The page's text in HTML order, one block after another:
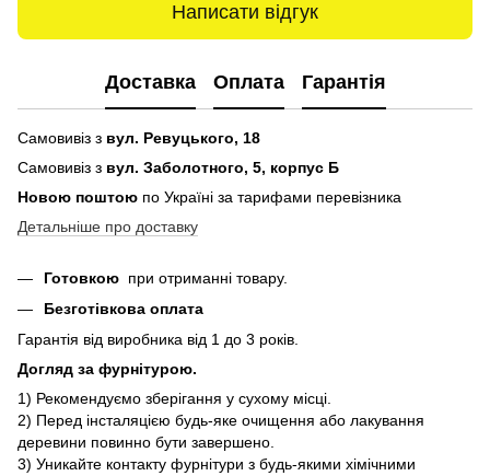
Написати відгук
Доставка Оплата Гарантія
Самовивіз з вул. Ревуцького, 18
Самовивіз з вул. Заболотного, 5, корпус Б
Новою поштою по Україні за тарифами перевізника
Детальніше про доставку
Готовкою при отриманні товару.
Безготівкова оплата
Гарантія від виробника від 1 до 3 років.
Догляд за фурнітурою.
1) Рекомендуємо зберігання у сухому місці.
2) Перед інсталяцією будь-яке очищення або лакування
деревини повинно бути завершено.
3) Уникайте контакту фурнітури з будь-якими хімічними